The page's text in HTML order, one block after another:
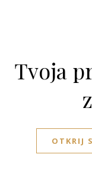
Tvoja
OTKRIJ